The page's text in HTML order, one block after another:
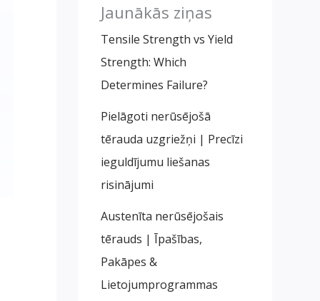
Jaunākās ziņas
Tensile Strength vs Yield
Strength: Which
Determines Failure?
Pielāgoti nerūsējošā
tērauda uzgriežņi | Precīzi
ieguldījumu liešanas
risinājumi
Austenīta nerūsējošais
tērauds | Īpašības,
Pakāpes &
Lietojumprogrammas